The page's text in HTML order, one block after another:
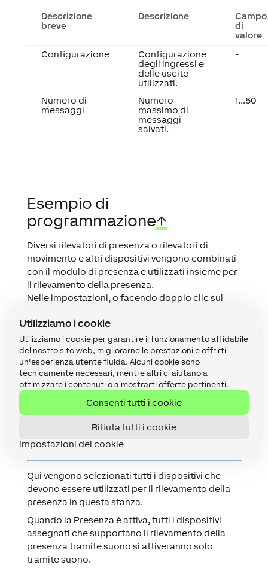
Utilizziamo i cookie
Utilizziamo i cookie per garantire il funzionamento affidabile
del nostro sito web, migliorarne le prestazioni e offrirti
un'esperienza utente fluida. Alcuni cookie sono
tecnicamente necessari, mentre altri ci aiutano a
ottimizzare i contenuti o a mostrarti offerte pertinenti.
Consenti tutti i cookie
Rifiuta tutti i cookie
Impostazioni dei cookie
Descrizione
breve
Descrizione
Campo
di
valore
Configurazione
Configurazione
degli ingressi e
delle uscite
utilizzati.
-
Numero di
messaggi
Numero
massimo di
messaggi
salvati.
1...50
Esempio di
programmazione↑
Diversi rilevatori di presenza o rilevatori di
movimento e altri dispositivi vengono combinati
con il modulo di presenza e utilizzati insieme per
il rilevamento della presenza.
Nelle impostazioni, o facendo doppio clic sul
elencati in una finestra:
Qui vengono selezionati tutti i dispositivi che
devono essere utilizzati per il rilevamento della
presenza in questa stanza.
Quando la Presenza è attiva, tutti i dispositivi
assegnati che supportano il rilevamento della
presenza tramite suono si attiveranno solo
tramite suono.